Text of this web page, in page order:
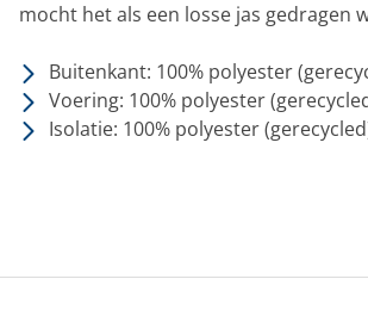
mocht het als een losse jas gedragen
Buitenkant: 100% polyester
Voering: 100% polyester
Isolatie: 100% polyester